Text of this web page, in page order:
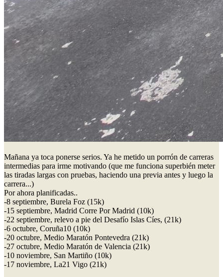
Mañana ya toca ponerse serios. Ya he metido un porrón de carreras
intermedias para irme motivando (que me funciona superbién meter
las tiradas largas con pruebas, haciendo una previa antes y luego la
carrera...)
Por ahora planificadas..
-8 septiembre, Burela Foz (15k)
-15 septiembre, Madrid Corre Por Madrid (10k)
-22 septiembre, relevo a pie del Desafío Islas Cíes, (21k)
-6 octubre, Coruña10 (10k)
-20 octubre, Medio Maratón Pontevedra (21k)
-27 octubre, Medio Maratón de Valencia (21k)
-10 noviembre, San Martiño (10k)
-17 noviembre, La21 Vigo (21k)